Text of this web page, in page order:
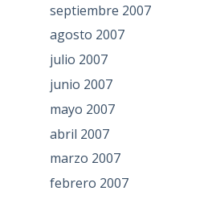
septiembre 2007
agosto 2007
julio 2007
junio 2007
mayo 2007
abril 2007
marzo 2007
febrero 2007